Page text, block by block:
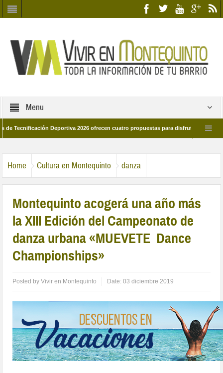
Menu
Deportiva 2026 ofrecen cuatro propuestas para disfrutar del deporte este
Home Cultura en Montequinto danza
Montequinto acogerá una año más
la XIII Edición del Campeonato de
danza urbana «MUEVETE Dance
Championships»
Posted byVivir en Montequinto Date:03 diciembre 2019